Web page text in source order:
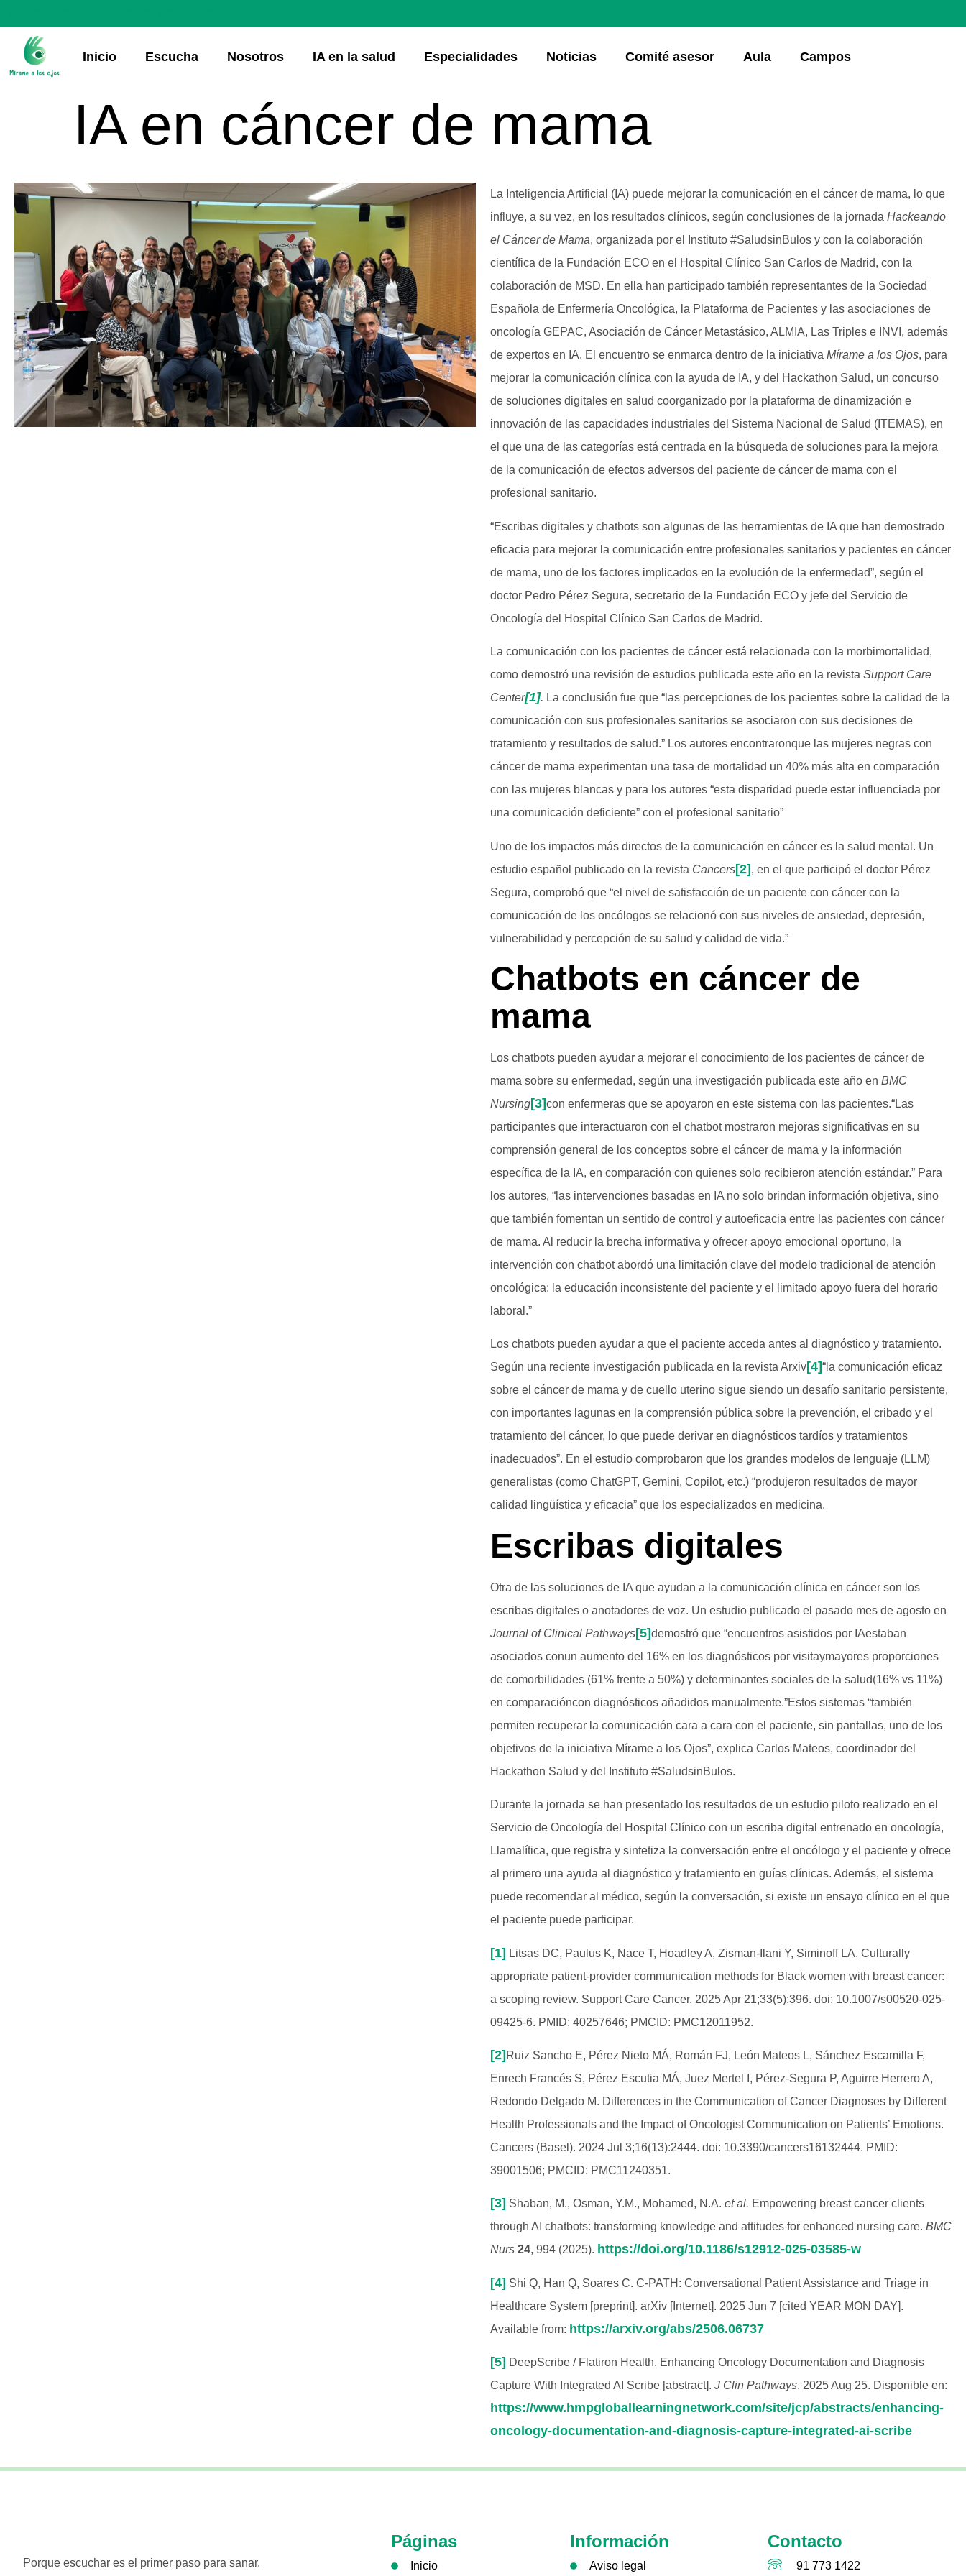
Inicio Escucha Nosotros IA en la salud Especialidades Noticias Comité asesor Aula Campos
IA en cáncer de mama
La Inteligencia Artificial (IA) puede mejorar la comunicación en el cáncer de mama, lo que
influye, a su vez, en los resultados clínicos, según conclusiones de la jornada Hackeando
el Cáncer de Mama, organizada por el Instituto #SaludsinBulos y con la colaboración
científica de la Fundación ECO en el Hospital Clínico San Carlos de Madrid, con la
colaboración de MSD. En ella han participado también representantes de la Sociedad
Española de Enfermería Oncológica, la Plataforma de Pacientes y las asociaciones de
oncología GEPAC, Asociación de Cáncer Metastásico, ALMIA, Las Triples e INVI, además
de expertos en IA. El encuentro se enmarca dentro de la iniciativa Mírame a los Ojos, para
mejorar la comunicación clínica con la ayuda de IA, y del Hackathon Salud, un concurso
de soluciones digitales en salud coorganizado por la plataforma de dinamización e
innovación de las capacidades industriales del Sistema Nacional de Salud (ITEMAS), en
el que una de las categorías está centrada en la búsqueda de soluciones para la mejora
de la comunicación de efectos adversos del paciente de cáncer de mama con el
profesional sanitario.
“Escribas digitales y chatbots son algunas de las herramientas de IA que han demostrado
eficacia para mejorar la comunicación entre profesionales sanitarios y pacientes en cáncer
de mama, uno de los factores implicados en la evolución de la enfermedad”, según el
doctor Pedro Pérez Segura, secretario de la Fundación ECO y jefe del Servicio de
Oncología del Hospital Clínico San Carlos de Madrid.
La comunicación con los pacientes de cáncer está relacionada con la morbimortalidad,
como demostró una revisión de estudios publicada este año en la revista Support Care
Center[1]. La conclusión fue que “las percepciones de los pacientes sobre la calidad de la
comunicación con sus profesionales sanitarios se asociaron con sus decisiones de
tratamiento y resultados de salud.” Los autores encontraronque las mujeres negras con
cáncer de mama experimentan una tasa de mortalidad un 40% más alta en comparación
con las mujeres blancas y para los autores “esta disparidad puede estar influenciada por
una comunicación deficiente” con el profesional sanitario”
Uno de los impactos más directos de la comunicación en cáncer es la salud mental. Un
estudio español publicado en la revista Cancers[2], en el que participó el doctor Pérez
Segura, comprobó que “el nivel de satisfacción de un paciente con cáncer con la
comunicación de los oncólogos se relacionó con sus niveles de ansiedad, depresión,
vulnerabilidad y percepción de su salud y calidad de vida.”
Chatbots en cáncer de
mama
Los chatbots pueden ayudar a mejorar el conocimiento de los pacientes de cáncer de
mama sobre su enfermedad, según una investigación publicada este año en BMC
Nursing[3]con enfermeras que se apoyaron en este sistema con las pacientes.“Las
participantes que interactuaron con el chatbot mostraron mejoras significativas en su
comprensión general de los conceptos sobre el cáncer de mama y la información
específica de la IA, en comparación con quienes solo recibieron atención estándar.” Para
los autores, “las intervenciones basadas en IA no solo brindan información objetiva, sino
que también fomentan un sentido de control y autoeficacia entre las pacientes con cáncer
de mama. Al reducir la brecha informativa y ofrecer apoyo emocional oportuno, la
intervención con chatbot abordó una limitación clave del modelo tradicional de atención
oncológica: la educación inconsistente del paciente y el limitado apoyo fuera del horario
laboral.”
Los chatbots pueden ayudar a que el paciente acceda antes al diagnóstico y tratamiento.
Según una reciente investigación publicada en la revista Arxiv[4]“la comunicación eficaz
sobre el cáncer de mama y de cuello uterino sigue siendo un desafío sanitario persistente,
con importantes lagunas en la comprensión pública sobre la prevención, el cribado y el
tratamiento del cáncer, lo que puede derivar en diagnósticos tardíos y tratamientos
inadecuados”. En el estudio comprobaron que los grandes modelos de lenguaje (LLM)
generalistas (como ChatGPT, Gemini, Copilot, etc.) “produjeron resultados de mayor
calidad lingüística y eficacia” que los especializados en medicina.
Escribas digitales
Otra de las soluciones de IA que ayudan a la comunicación clínica en cáncer son los
escribas digitales o anotadores de voz. Un estudio publicado el pasado mes de agosto en
Journal of Clinical Pathways[5]demostró que “encuentros asistidos por IAestaban
asociados conun aumento del 16% en los diagnósticos por visitaymayores proporciones
de comorbilidades (61% frente a 50%) y determinantes sociales de la salud(16% vs 11%)
en comparacióncon diagnósticos añadidos manualmente.”Estos sistemas “también
permiten recuperar la comunicación cara a cara con el paciente, sin pantallas, uno de los
objetivos de la iniciativa Mírame a los Ojos”, explica Carlos Mateos, coordinador del
Hackathon Salud y del Instituto #SaludsinBulos.
Durante la jornada se han presentado los resultados de un estudio piloto realizado en el
Servicio de Oncología del Hospital Clínico con un escriba digital entrenado en oncología,
Llamalítica, que registra y sintetiza la conversación entre el oncólogo y el paciente y ofrece
al primero una ayuda al diagnóstico y tratamiento en guías clínicas. Además, el sistema
puede recomendar al médico, según la conversación, si existe un ensayo clínico en el que
el paciente puede participar.
[1] Litsas DC, Paulus K, Nace T, Hoadley A, Zisman-Ilani Y, Siminoff LA. Culturally
appropriate patient-provider communication methods for Black women with breast cancer:
a scoping review. Support Care Cancer. 2025 Apr 21;33(5):396. doi: 10.1007/s00520-025-
09425-6. PMID: 40257646; PMCID: PMC12011952.
[2]Ruiz Sancho E, Pérez Nieto MÁ, Román FJ, León Mateos L, Sánchez Escamilla F,
Enrech Francés S, Pérez Escutia MÁ, Juez Mertel I, Pérez-Segura P, Aguirre Herrero A,
Redondo Delgado M. Differences in the Communication of Cancer Diagnoses by Different
Health Professionals and the Impact of Oncologist Communication on Patients’ Emotions.
Cancers (Basel). 2024 Jul 3;16(13):2444. doi: 10.3390/cancers16132444. PMID:
39001506; PMCID: PMC11240351.
[3] Shaban, M., Osman, Y.M., Mohamed, N.A. et al. Empowering breast cancer clients
through AI chatbots: transforming knowledge and attitudes for enhanced nursing care. BMC
Nurs 24, 994 (2025). https://doi.org/10.1186/s12912-025-03585-w
[4] Shi Q, Han Q, Soares C. C‑PATH: Conversational Patient Assistance and Triage in
Healthcare System [preprint]. arXiv [Internet]. 2025 Jun 7 [cited YEAR MON DAY].
Available from: https://arxiv.org/abs/2506.06737
[5] DeepScribe / Flatiron Health. Enhancing Oncology Documentation and Diagnosis
Capture With Integrated AI Scribe [abstract]. J Clin Pathways. 2025 Aug 25. Disponible en:
https://www.hmpgloballearningnetwork.com/site/jcp/abstracts/enhancing-
oncology-documentation-and-diagnosis-capture-integrated-ai-scribe
Porque escuchar es el primer paso para sanar.
Páginas
Inicio
Información
Aviso legal
Contacto
91 773 1422